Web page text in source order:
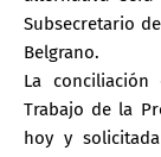
Subsecretario
Belgrano.
La
Trabajo de la
hoy y